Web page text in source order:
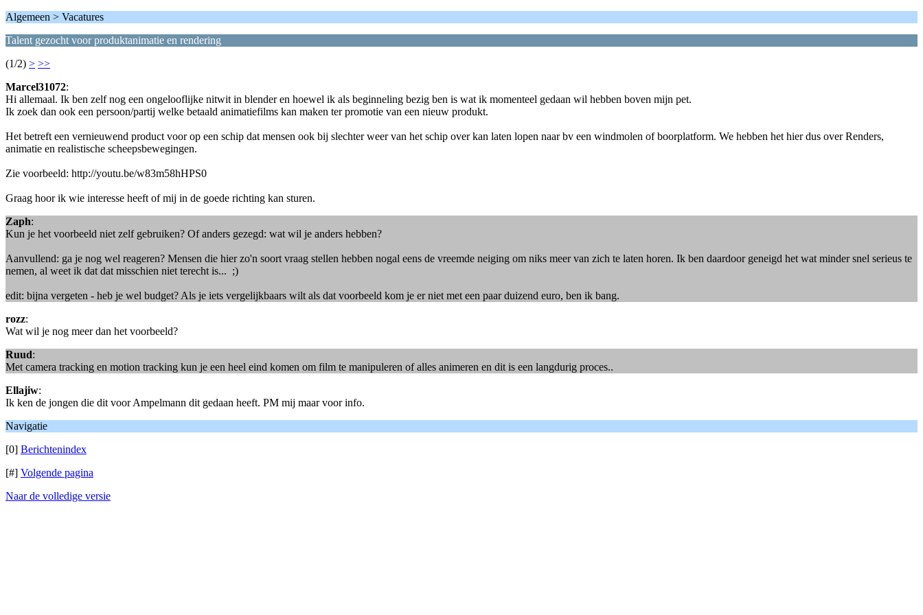
Algemeen > Vacatures
Talent gezocht voor produktanimatie en rendering
(1/2) > >>
Marcel31072:
Hi allemaal. Ik ben zelf nog een ongelooflijke nitwit in blender en hoewel ik als beginneling bezig ben is wat ik momenteel gedaan wil hebben boven mijn pet.
Ik zoek dan ook een persoon/partij welke betaald animatiefilms kan maken ter promotie van een nieuw produkt.
Het betreft een vernieuwend product voor op een schip dat mensen ook bij slechter weer van het schip over kan laten lopen naar bv een windmolen of boorplatform. We hebben het hier dus over Renders,
animatie en realistische scheepsbewegingen.
Zie voorbeeld: http://youtu.be/w83m58hHPS0
Graag hoor ik wie interesse heeft of mij in de goede richting kan sturen.
Zaph:
Kun je het voorbeeld niet zelf gebruiken? Of anders gezegd: wat wil je anders hebben?
Aanvullend: ga je nog wel reageren? Mensen die hier zo'n soort vraag stellen hebben nogal eens de vreemde neiging om niks meer van zich te laten horen. Ik ben daardoor geneigd het wat minder snel serieus te
nemen, al weet ik dat dat misschien niet terecht is... ;)
edit: bijna vergeten - heb je wel budget? Als je iets vergelijkbaars wilt als dat voorbeeld kom je er niet met een paar duizend euro, ben ik bang.
rozz:
Wat wil je nog meer dan het voorbeeld?
Ruud:
Met camera tracking en motion tracking kun je een heel eind komen om film te manipuleren of alles animeren en dit is een langdurig proces..
Ellajiw:
Ik ken de jongen die dit voor Ampelmann dit gedaan heeft. PM mij maar voor info.
Navigatie
[0] Berichtenindex
[#] Volgende pagina
Naar de volledige versie